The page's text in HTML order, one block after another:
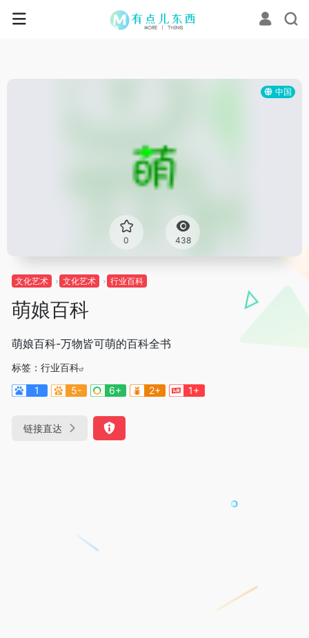
中国
0 438
文化艺术 文化艺术 行业百科
萌娘百科
萌娘百科-万物皆可萌的百科全书
标签： 行业百科
1
5- 6+ 2+ 1+
链接直达